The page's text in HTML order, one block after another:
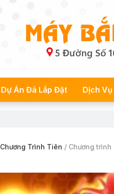
Dự Án Đã Lắp Đặt Dịch
Chương Trình Tiên / Chương trình